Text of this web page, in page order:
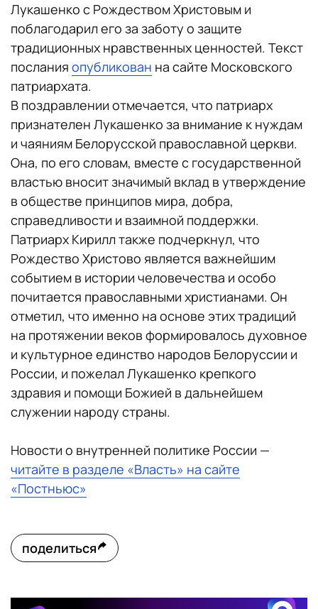
Лукашенко с Рождеством Христовым и
поблагодарил его за заботу о защите
традиционных нравственных ценностей. Текст
послания опубликован на сайте Московского
патриархата.
В поздравлении отмечается, что патриарх
признателен Лукашенко за внимание к нуждам
и чаяниям Белорусской православной церкви.
Она, по его словам, вместе с государственной
властью вносит значимый вклад в утверждение
в обществе принципов мира, добра,
справедливости и взаимной поддержки.
Патриарх Кирилл также подчеркнул, что
Рождество Христово является важнейшим
событием в истории человечества и особо
почитается православными христианами. Он
отметил, что именно на основе этих традиций
на протяжении веков формировалось духовное
и культурное единство народов Белоруссии и
России, и пожелал Лукашенко крепкого
здравия и помощи Божией в дальнейшем
служении народу страны.
Новости о внутренней политике России —
читайте в разделе «Власть» на сайте
«Постньюс»
поделиться